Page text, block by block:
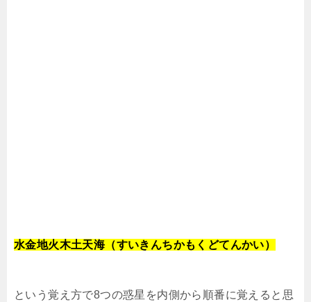
水金地火木土天海（すいきんちかもくどてんかい）
という覚え方で8つの惑星を内側から順番に覚えると思